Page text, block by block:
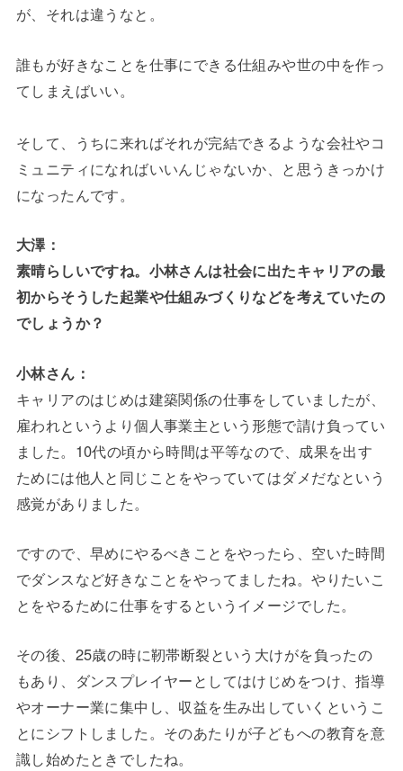
が、それは違うなと。
誰もが好きなことを仕事にできる仕組みや世の中を作っ
てしまえばいい。
そして、うちに来ればそれが完結できるような会社やコ
ミュニティになればいいんじゃないか、と思うきっかけ
になったんです。
大澤：
素晴らしいですね。小林さんは社会に出たキャリアの最
初からそうした起業や仕組みづくりなどを考えていたの
でしょうか？
小林さん：
キャリアのはじめは建築関係の仕事をしていましたが、
雇われというより個人事業主という形態で請け負ってい
ました。10代の頃から時間は平等なので、成果を出す
ためには他人と同じことをやっていてはダメだなという
感覚がありました。
ですので、早めにやるべきことをやったら、空いた時間
でダンスなど好きなことをやってましたね。やりたいこ
とをやるために仕事をするというイメージでした。
その後、25歳の時に靭帯断裂という大けがを負ったの
もあり、ダンスプレイヤーとしてはけじめをつけ、指導
やオーナー業に集中し、収益を生み出していくというこ
とにシフトしました。そのあたりが子どもへの教育を意
識し始めたときでしたね。